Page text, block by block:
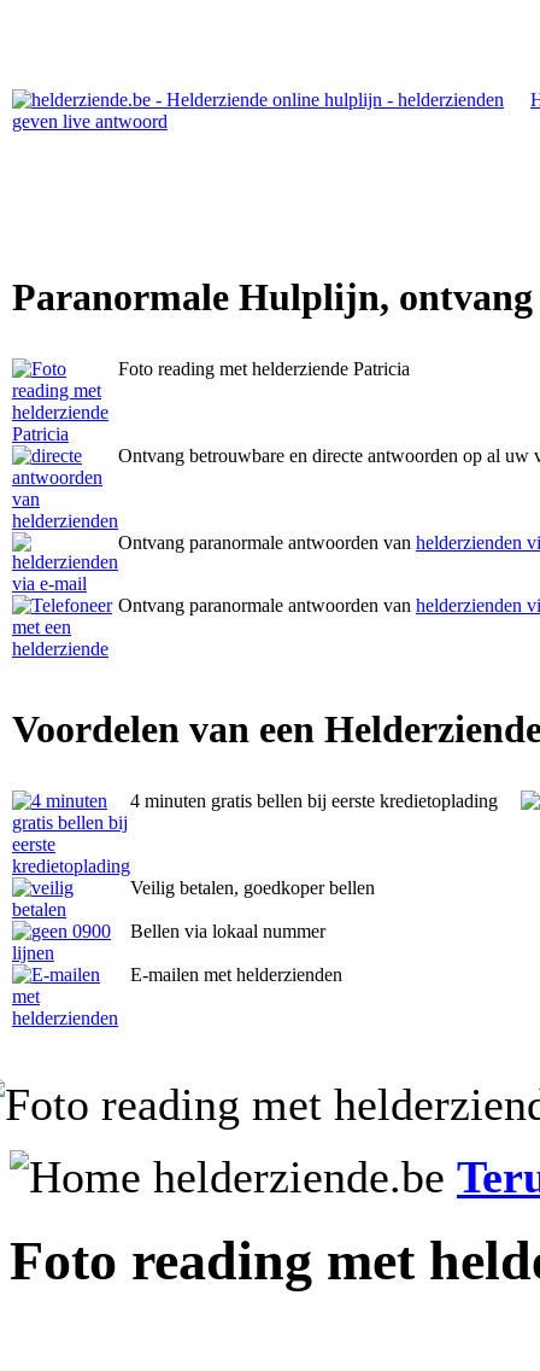
Paranormale Hulplijn,
Foto reading met helderziende Patricia
Ontvang betrouwbare en directe antwoorden op al uw
Ontvang paranormale antwoorden van helderzienden
Ontvang paranormale antwoorden van helderzienden
Voordelen van een
4 minuten gratis bellen bij eerste kredietoplading
Veilig betalen, goedkoper bellen
Bellen via lokaal nummer
E-mailen met helderzienden
Foto reading met